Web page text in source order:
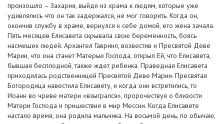
произошло – Захария, выйдя из храма к людям, которые уже
удивлялись что он так задержался, не мог говорить. Когда он,
окончив службу в храме, вернулся к себе домой, его жена зачала.
Пять месяцев Елисавета скрывала свою беременность, боясь
насмешек людей. Архангел Гавриил, возвестив и Пресвятой Деве
Марии, что она станет Матерью Господа, открыл Ей, что Елисавета,
бывшая бесплодной, также ждет ребенка. Праведная Елисавета
приходилась родственницей Пресвятой Деве Марии. Пресвятая
Богородица навестила Елисавету, и когда они встретились, то
Иоанн во чреве матери «взыгрался», пророчествуя о близости
Матери Господа и пришествия в мир Мессии. Когда Елисавете
настало время, она родила мальчика. На восьмой день, по обычаю,